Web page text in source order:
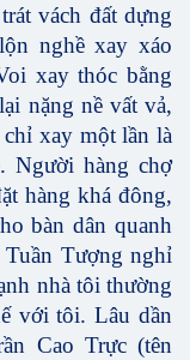
vách đất dựng
nghề xay xáo
xay thóc bằng
nặng nề vất vả,
xay một lần là
Người hàng chợ
hàng khá đông,
bàn dân quanh
Tượng nghỉ
nhà tôi thường
với tôi. Lâu dần
Cao Trực (tên